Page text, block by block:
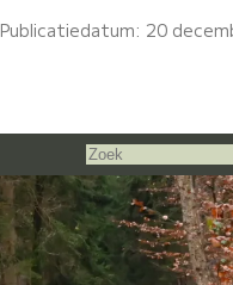
Publicatiedatum: 20